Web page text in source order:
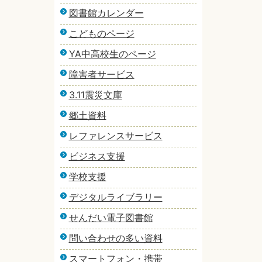
図書館カレンダー
こどものページ
YA中高校生のページ
障害者サービス
3.11震災文庫
郷土資料
レファレンスサービス
ビジネス支援
学校支援
デジタルライブラリー
せんだい電子図書館
問い合わせの多い資料
スマートフォン・携帯